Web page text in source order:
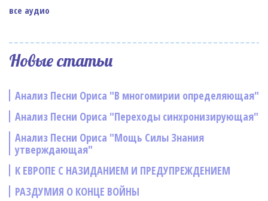
все аудио
Новые статьи
Анализ Песни Ориса "В многомирии определяющая"
Анализ Песни Ориса "Переходы синхронизирующая"
Анализ Песни Ориса "Мощь Силы Знания
утверждающая"
К ЕВРОПЕ С НАЗИДАНИЕМ И ПРЕДУПРЕЖДЕНИЕМ
РАЗДУМИЯ О КОНЦЕ ВОЙНЫ